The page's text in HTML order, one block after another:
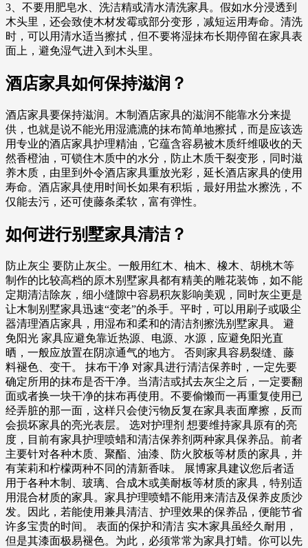
3、不要用肥皂水、洗洁精或清水清洗家具。假如水分浸透到
木头里，还会致使木材发霉或部分变形，减短运用寿命。清洗
时，可以用清水适当擦拭，但不要将湿抹布长期停留在家具表
面上，避免湿气进入到木头里。
酒店家具如何保持滋润？
酒店家具要保持滋润。木制酒店家具的滋润不能靠水分来提
供，也就是说不能光用湿漉漉的抹布简单地擦拭，而是应该选
用专业的酒店家具护理精油，它蕴含容易被木质纤维吸收的天
然香橙油，可锁住木质中的水分，防止木质干裂变形，同时滋
养木质，由里到外令酒店家具重放光彩，延长酒店家具的使用
寿命。酒店家具使用时间长如果有积垢，最好用盐水擦洗，不
仅能去污，还可使藤条柔软，富有弹性。
如何进行别墅家具清洁？
防止灰尘 要防止灰尘。一般用红木、柚木、橡木、胡桃木等
制作的比较高档的原木别墅家具都有精美的雕花装饰，如不能
定期清洁除灰，细小缝隙中容易积灰影响美观，同时灰尘更是
让木制别墅家具迅速“变老”的杀手。平时，可以用刷子或吸尘
器清理酒店家具，用湿布和柔和的清洁剂擦洗别墅家具。 避
免阳光 家具应避免靠近热源、电源、水源，应避免阳光直
晒，一般应放置在阴凉通气的地方。 否则家具容易裂缝、藤
料褪色、变干。 抹布干净 对家具进行清洁保养时，一定先要
确定所用的抹布是否干净。当清洁或拭去灰尘之后，一定要翻
面或者换一块干净的抹布再使用。不要偷懒而一再重复使用已
经弄脏的那一面，这样只会使污物反复在家具表面摩擦，反而
会损坏家具的亮光表层。 选对护理剂 想要维持家具原有的亮
度，目前有家具护理喷蜡和清洁保养剂两种家具保养品。前者
主要针对各种木质、聚酯、油漆、防火胶板等材质的家具，并
有茉莉和柠檬两种不同的清新香味。 展博家具建议您后者适
用于各种木制、玻璃、合成木或美耐板等材质的家具，特别适
用混合材质的家具。家具护理喷蜡不能用来清洁及保养皮质沙
发。因此，若能使用兼具清洁、护理效果的保养品，便能节省
许多宝贵的时间。 表面的保护和清洁 实木家具虽经久耐用，
但是其漆面极易褪色。为此，必须常常为家具打蜡。你可以先